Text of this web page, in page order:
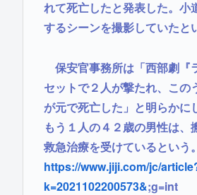
れて死亡したと発表した。小
するシーンを撮影していたと
保安官事務所は「西部劇『
セットで２人が撃たれ、この
が元で死亡した」と明らかに
もう１人の４２歳の男性は、
救急治療を受けているという。
https://www.jiji.com/jc/
k=2021102200573&;g=int